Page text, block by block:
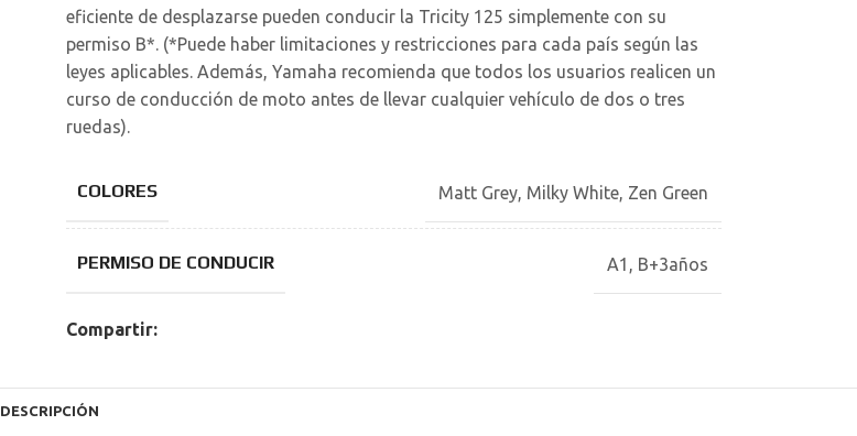
eficiente de desplazarse pueden conducir la Tricity 125 simplemente con su
permiso B*. (*Puede haber limitaciones y restricciones para cada país según las
leyes aplicables. Además, Yamaha recomienda que todos los usuarios realicen un
curso de conducción de moto antes de llevar cualquier vehículo de dos o tres
ruedas).
COLORES Matt Grey, Milky White, Zen Green
PERMISO DE CONDUCIR A1 B+3años
Compartir:
DESCRIPCIÓN